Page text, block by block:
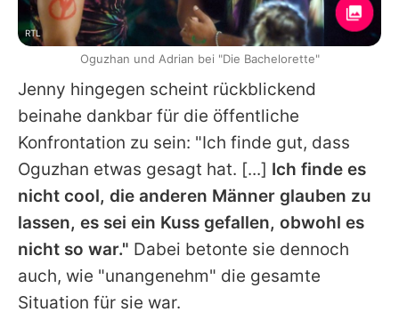
Jenny hingegen scheint rückblickend
beinahe dankbar für die öffentliche
Konfrontation zu sein: "Ich finde gut, dass
Oguzhan etwas gesagt hat. [...] Ich finde es
nicht cool, die anderen Männer glauben zu
lassen, es sei ein Kuss gefallen, obwohl es
nicht so war." Dabei betonte sie dennoch
auch, wie "unangenehm" die gesamte
Situation für sie war.
RTL
Oguzhan und Adrian bei "Die Bachelorette"